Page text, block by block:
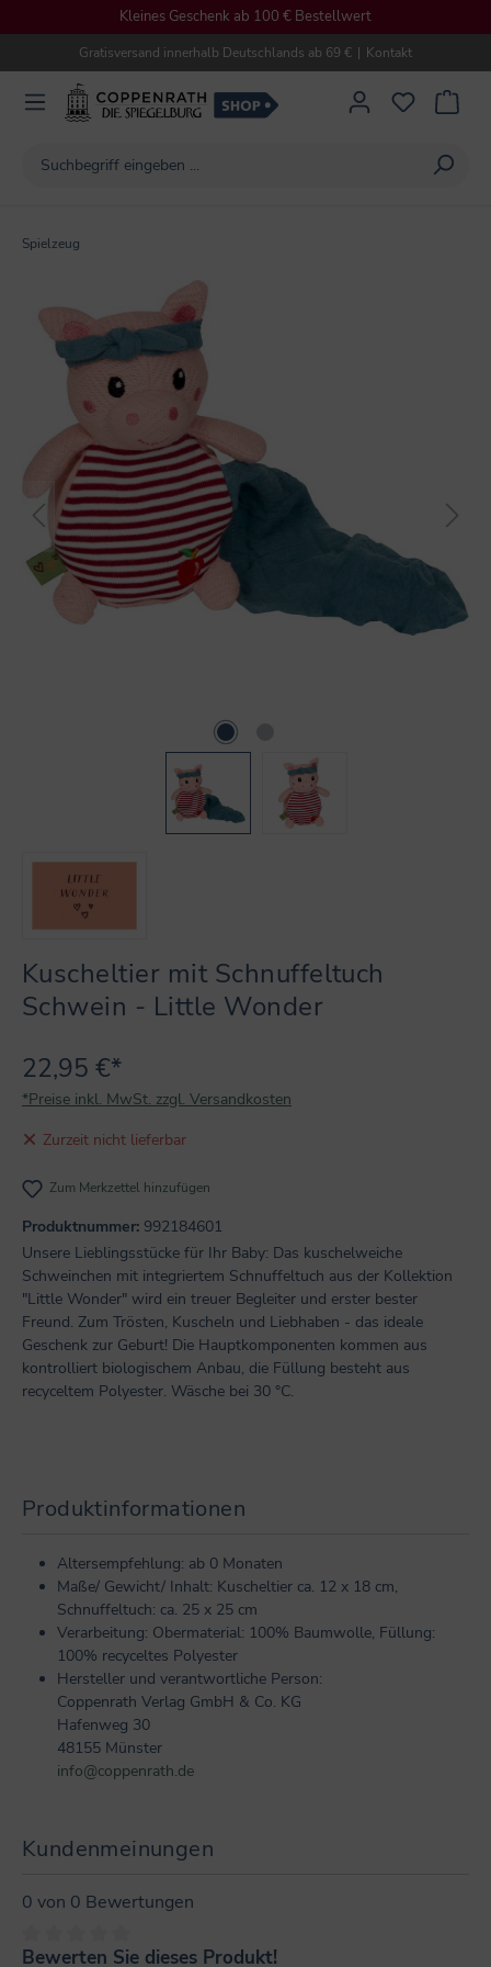
Kleines Geschenk ab 100 € Bestellwert
Gratisversand innerhalb Deutschlands ab 69 € | Kontakt
Spielzeug
Bildergalerie überspringen
Kuscheltier mit Schnuffeltuch
Schwein - Little Wonder
22,95 €*
*Preise inkl. MwSt. zzgl. Versandkosten
Zurzeit nicht lieferbar
Zum Merkzettel hinzufügen
Produktnummer: 992184601
Unsere Lieblingsstücke für Ihr Baby: Das kuschelweiche
Schweinchen mit integriertem Schnuffeltuch aus der Kollektion
"Little Wonder" wird ein treuer Begleiter und erster bester
Freund. Zum Trösten, Kuscheln und Liebhaben - das ideale
Geschenk zur Geburt! Die Hauptkomponenten kommen aus
kontrolliert biologischem Anbau, die Füllung besteht aus
recyceltem Polyester. Wäsche bei 30 °C.
Produktinformationen
Altersempfehlung: ab 0 Monaten
Maße/ Gewicht/ Inhalt: Kuscheltier ca. 12 x 18 cm,
Schnuffeltuch: ca. 25 x 25 cm
Verarbeitung: Obermaterial: 100% Baumwolle, Füllung:
100% recyceltes Polyester
Hersteller und verantwortliche Person:
Coppenrath Verlag GmbH & Co. KG
Hafenweg 30
48155 Münster
info@coppenrath.de
Kundenmeinungen
0 von 0 Bewertungen
Durchschnittliche Bewertung von 0 von 5 Sternen
Bewerten Sie dieses Produkt!